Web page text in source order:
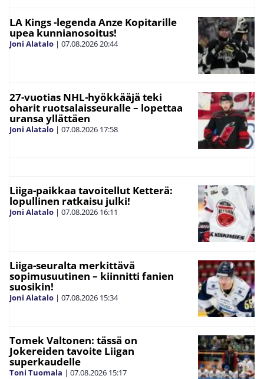
LA Kings -legenda Anze Kopitarille
upea kunnianosoitus!
Joni Alatalo | 07.08.202620:44
27-vuotias NHL-hyökkääjä teki
oharit ruotsalaisseuralle – lopettaa
uransa yllättäen
Joni Alatalo | 07.08.2026 17:58
Liiga-paikkaa tavoitellut Ketterä:
lopullinen ratkaisu julki!
Joni Alatalo | 07.08.2026 16:11
Liiga-seuralta merkittävä
sopimusuutinen – kiinnitti fanien
suosikin!
Joni Alatalo | 07.08.2026 15:34
Tomek Valtonen: tässä on
Jokereiden tavoite Liigan
superkaudelle
Toni Tuomala | 07.08.2026 15:17